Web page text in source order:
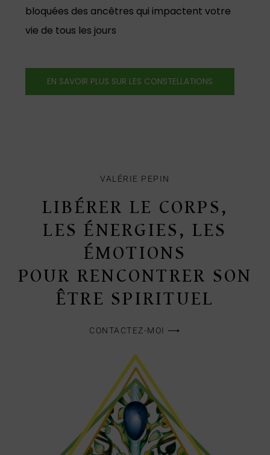
bloquées des ancêtres qui impactent votre
vie de tous les jours
EN SAVOIR PLUS SUR LES CONSTELLATIONS
VALÉRIE PEPIN
LIBÉRER LE CORPS,
LES ÉNERGIES, LES
ÉMOTIONS
POUR RENCONTRER SON
ÊTRE SPIRITUEL
CONTACTEZ-MOI ⟶